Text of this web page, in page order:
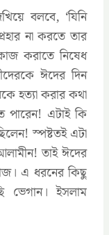
বলবে, ‘যিনি
না করতে তার
করাতে নিষেধ
ঈদের দিন
হত্যা করার কথা
পারেন! এটাই কি
স্পষ্টতই এটা
তাই ঈদের
এ ধরনের কিছু
ভেগান। ইসলাম